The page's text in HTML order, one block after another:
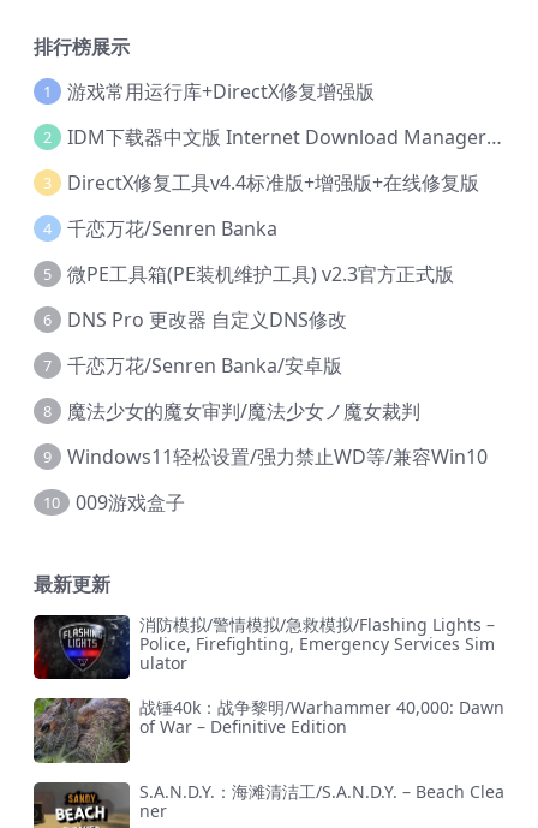
排行榜展示
1 游戏常用运行库+DirectX修复增强版
2 IDM下载器中文版 Internet Download Manager v6.42.36 IDM
3 DirectX修复工具v4.4标准版+增强版+在线修复版
4 千恋万花/Senren Banka
5 微PE工具箱(PE装机维护工具) v2.3官方正式版
6 DNS Pro 更改器 自定义DNS修改
7 千恋万花/Senren Banka/安卓版
8 魔法少女的魔女审判/魔法少女ノ魔女裁判
9 Windows11轻松设置/强力禁止WD等/兼容Win10
10 009游戏盒子
最新更新
消防模拟/警情模拟/急救模拟/Flashing Lights –
Police, Firefighting, Emergency Services Sim
ulator
战锤40k：战争黎明/Warhammer 40,000: Dawn
of War – Definitive Edition
S.A.N.D.Y.：海滩清洁工/S.A.N.D.Y. – Beach Clea
ner